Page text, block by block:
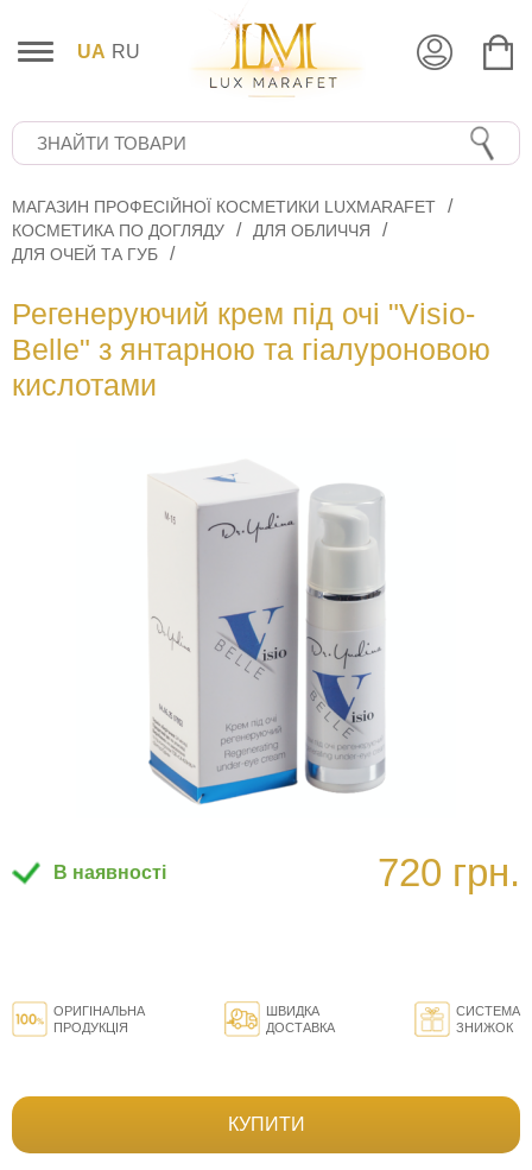
UA RU
МАГАЗИН ПРОФЕСІЙНОЇ КОСМЕТИКИ LUXMARAFET
КОСМЕТИКА ПО ДОГЛЯДУ
ДЛЯ ОБЛИЧЧЯ
ДЛЯ ОЧЕЙ ТА ГУБ
Регенеруючий крем під очі "Visio-
Belle" з янтарною та гіалуроновою
кислотами
В наявності 720 грн.
ОРИГІНАЛЬНА
ПРОДУКЦІЯ
ШВИДКА
ДОСТАВКА
СИСТЕМА
ЗНИЖОК
КУПИТИ